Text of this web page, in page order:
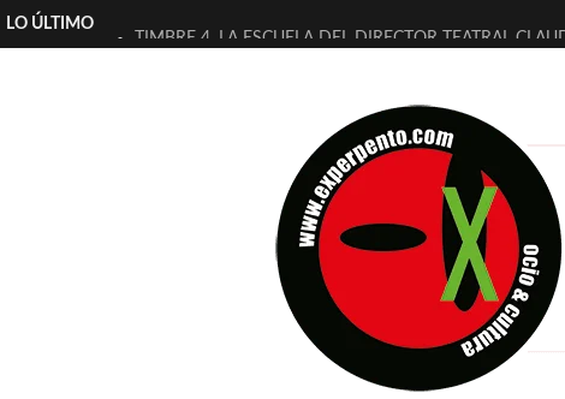
LO ÚLTIMO
TIMBRE 4, LA ESCUELA DEL DIRECTOR TEATRAL
MILITARES JUDÍAS EN #EXVITA
D’BALDOMEROS REINVENTAN [BITÁCORA 3.0] EN
MARSHALL FLASH PRESENTA EN EXVITA [RELATIVA
JOFRE BARDAGÍ EN EXVITA INTERPRETANDO A SERRAT
YORCH PRESENTA [CURSO DE ARMONÍA
MAGALÍ SARE NOS EXPLICA [DESCASADA]
«NO TENGO PUTOS SUEÑOS»